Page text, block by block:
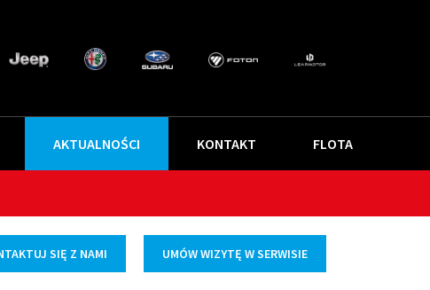
AKTUALNOŚCI KONTAKT FLOTA
SIĘ Z NAMI UMÓW WIZYTĘ W SERWISIE